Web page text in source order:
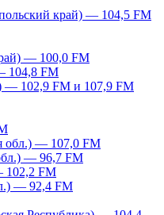
край) — 104,5 FM
— 100,0 FM
104,8 FM
— 102,9 FM и 107,9 FM
обл.) — 107,0 FM
— 96,7 FM
102,2 FM
— 92,4 FM